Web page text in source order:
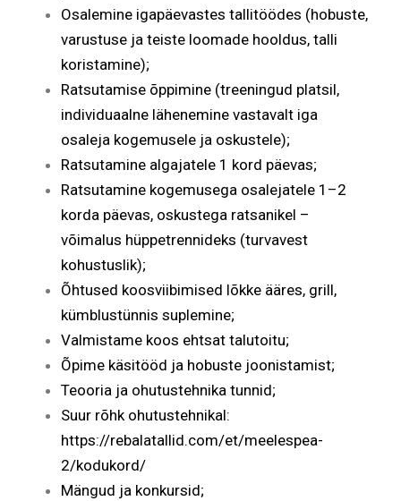
Osalemine igapäevastes tallitöödes (hobuste,
varustuse ja teiste loomade hooldus, talli
koristamine);
Ratsutamise õppimine (treeningud platsil,
individuaalne lähenemine vastavalt iga
osaleja kogemusele ja oskustele);
Ratsutamine algajatele 1 kord päevas;
Ratsutamine kogemusega osalejatele 1–2
korda päevas, oskustega ratsanikel –
võimalus hüppetrennideks (turvavest
kohustuslik);
Õhtused koosviibimised lõkke ääres, grill,
kümblustünnis suplemine;
Valmistame koos ehtsat talutoitu;
Õpime käsitööd ja hobuste joonistamist;
Teooria ja ohutustehnika tunnid;
Suur rõhk ohutustehnikal:
https://rebalatallid.com/et/meelespea-
2/kodukord/
Mängud ja konkursid;